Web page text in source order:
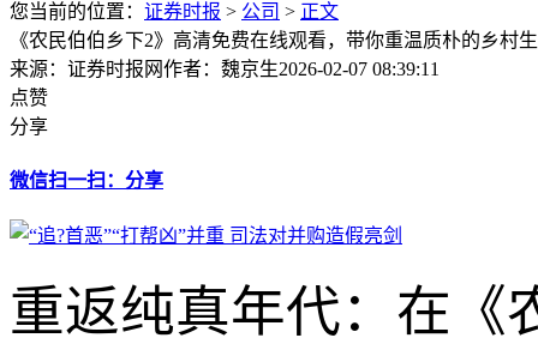
您当前的位置： 证券时报 > 公司 > 正文
《农民伯伯乡下2》高清免费在线观看，带你重温质朴的乡村
来源：证券时报网作者：魏京生2026-02-07 08:39:11
点赞
分享
微信扫一扫：分享
重返纯真年代：在《